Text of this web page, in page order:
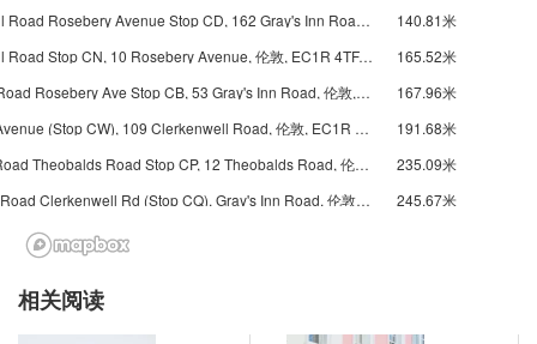
Clerkenwell Road Rosebery Avenue Stop CD, 162 Gray's Inn Road, 伦敦, WC1X 8, 英国
140.81米
Clerkenwell Road Stop CN, 10 Rosebery Avenue, 伦敦, EC1R 4TF, 英国
165.52米
Gray's Inn Road Rosebery Ave Stop CB, 53 Gray's Inn Road, 伦敦, WC1X 8PP, 英国
167.96米
Rosebery Avenue (Stop CW), 109 Clerkenwell Road, 伦敦, EC1R 5BY, 英国
191.68米
Grays Inn Road Theobalds Road Stop CP, 12 Theobalds Road, 伦敦, WC1X 8PL, 英国
235.09米
Theobalds Road Clerkenwell Rd (Stop CQ), Gray's Inn Road, 伦敦, WC1X 8AJ, 英国
245.67米
Stop HC, 242 Gray's Inn Road, 伦敦, WC1X 8JR, 英国
相关阅读